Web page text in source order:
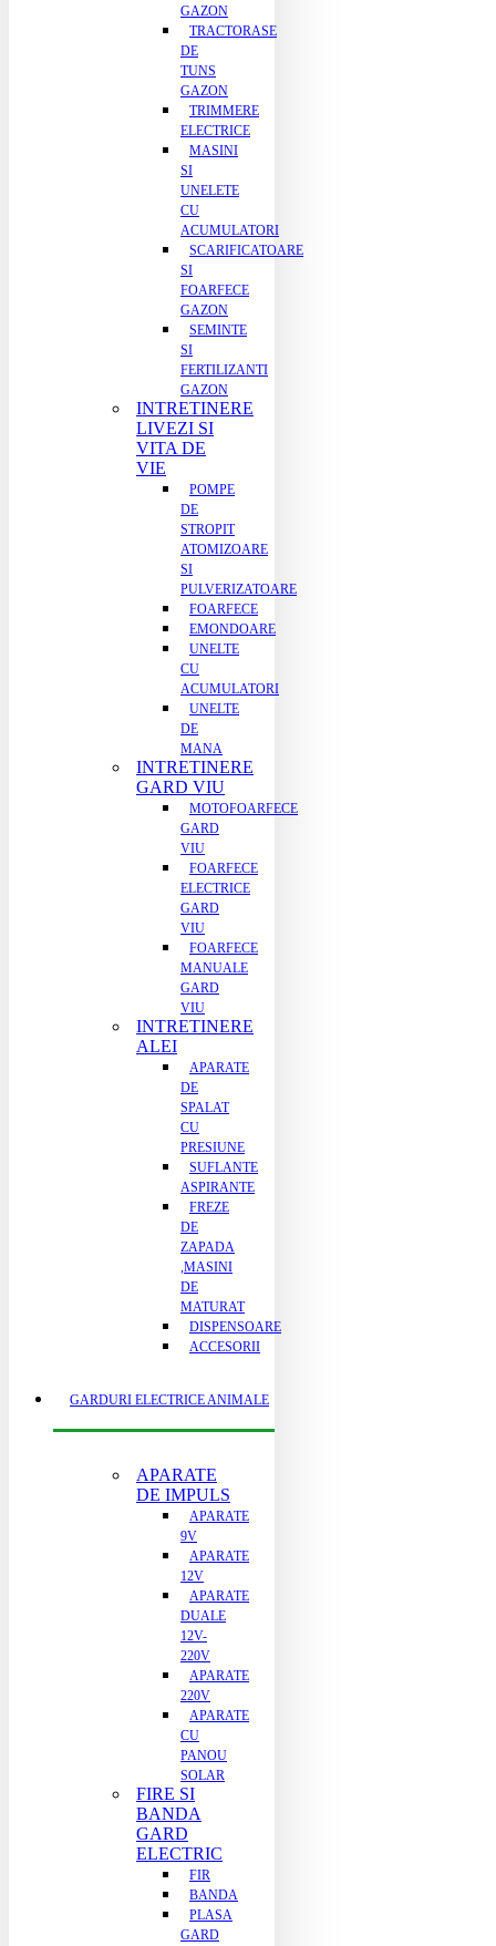
GAZON
TRACTORASE
DE
TUNS
GAZON
TRIMMERE
ELECTRICE
MASINI
SI
UNELETE
CU
ACUMULATORI
SCARIFICATOARE
SI
FOARFECE
GAZON
SEMINTE
SI
FERTILIZANTI
GAZON
INTRETINERE
LIVEZI SI
VITA DE
VIE
POMPE
DE
STROPIT
ATOMIZOARE
SI
PULVERIZATOARE
FOARFECE
EMONDOARE
UNELTE
CU
ACUMULATORI
UNELTE
DE
MANA
INTRETINERE
GARD VIU
MOTOFOARFECE
GARD
VIU
FOARFECE
ELECTRICE
GARD
VIU
FOARFECE
MANUALE
GARD
VIU
INTRETINERE
ALEI
APARATE
DE
SPALAT
CU
PRESIUNE
SUFLANTE
ASPIRANTE
FREZE
DE
ZAPADA
,MASINI
DE
MATURAT
DISPENSOARE
ACCESORII
GARDURI ELECTRICE ANIMALE
APARATE
DE IMPULS
APARATE
9V
APARATE
12V
APARATE
DUALE
12V-
220V
APARATE
220V
APARATE
CU
PANOU
SOLAR
FIRE SI
BANDA
GARD
ELECTRIC
FIR
BANDA
PLASA
GARD